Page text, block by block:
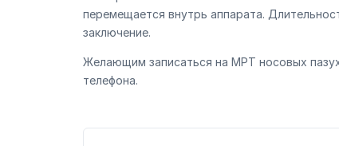
перемещается внутрь аппарата.
заключение.
Желающим записаться на МРТ носовых
телефона.